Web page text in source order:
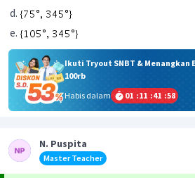
Ikuti Tryout SNBT & Menangkan
100rb
Habis dalam
01 :11 :41 :58
N. Puspita
Master Teacher